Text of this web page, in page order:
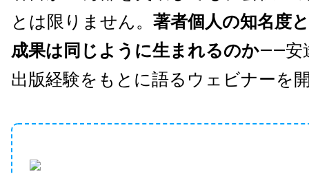
とは限りません。 著者個人の知名度
成果は同じように生まれるのか——安
出版経験をもとに語るウェビナーを